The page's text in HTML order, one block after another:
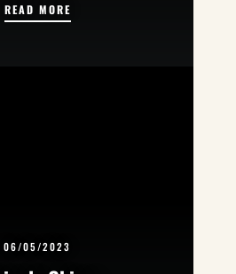
READ MORELEFFE ROUGE
06/05/2023